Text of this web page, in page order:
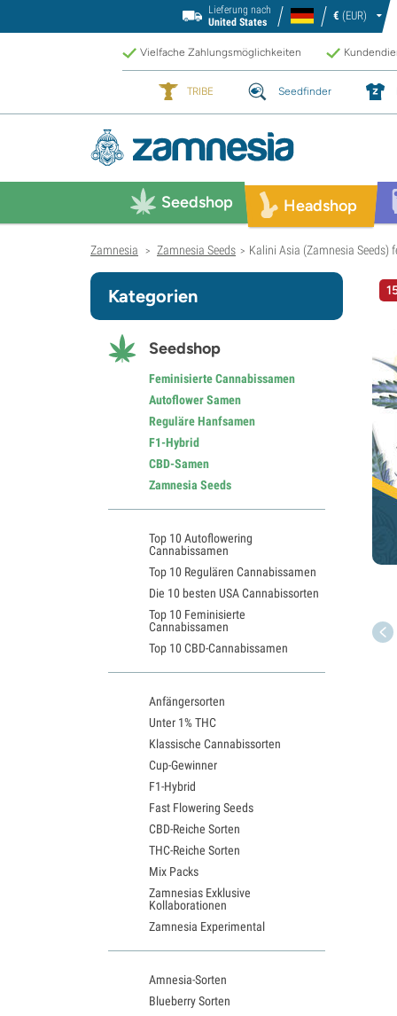
Lieferung nach
United States
€ (EUR)
Vielfache Zahlungsmöglichkeiten
TRIBE Seedfinder
Seedshop Headshop
Zamnesia > Zamnesia Seeds > Kalini Asia (Zamnesia Seeds)
Kategorien
Seedshop
Feminisierte Cannabissamen
Autoflower Samen
Reguläre Hanfsamen
F1-Hybrid
CBD-Samen
Zamnesia Seeds
Top 10 Autoflowering
Cannabissamen
Top 10 Regulären Cannabissamen
Die 10 besten USA Cannabissorten
Top 10 Feminisierte
Cannabissamen
Top 10 CBD-Cannabissamen
Anfängersorten
Unter 1% THC
Klassische Cannabissorten
Cup-Gewinner
F1-Hybrid
Fast Flowering Seeds
CBD-Reiche Sorten
THC-Reiche Sorten
Mix Packs
Zamnesias Exklusive
Kollaborationen
Zamnesia Experimental
Amnesia-Sorten
Blueberry Sorten